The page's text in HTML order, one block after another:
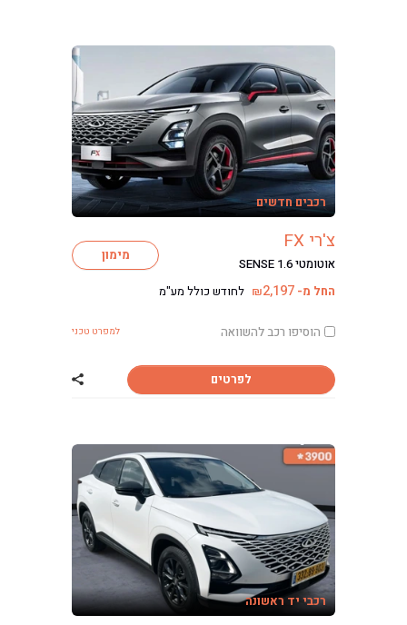
רכבים חדשים
צ'רי FX
אוטומטי SENSE 1.6 מימון
החל מ- ₪2,197 לחודש כולל מע"מ
הוסיפו רכב להשוואה למפרט טכני
לפרטים שתף רכב צ'רי FX
רכבי יד ראשונה